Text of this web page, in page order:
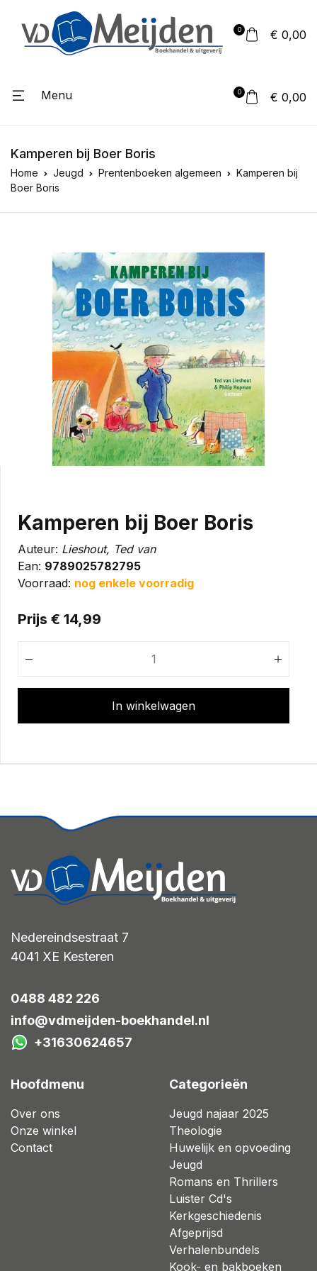
0 € 0,00
Menu 0 € 0,00
Kamperen bij Boer Boris
Home Jeugd Prentenboeken algemeen
Kamperen bij
Boer Boris
Kamperen bij Boer Boris
Auteur: Lieshout, Ted van
Ean: 9789025782795
Voorraad: nog enkele voorradig
Prijs € 14,99
In winkelwagen
Nedereindsestraat 7
4041 XE Kesteren
0488 482 226
info@vdmeijden-boekhandel.nl
+31630624657
Hoofdmenu
Over ons
Onze winkel
Contact
Categorieën
Jeugd najaar 2025
Theologie
Huwelijk en opvoeding
Jeugd
Romans en Thrillers
Luister Cd's
Kerkgeschiedenis
Afgeprijsd
Verhalenbundels
Kook- en bakboeken